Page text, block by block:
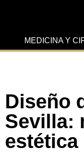
MEDICINA Y
Diseño
Sevilla:
estética